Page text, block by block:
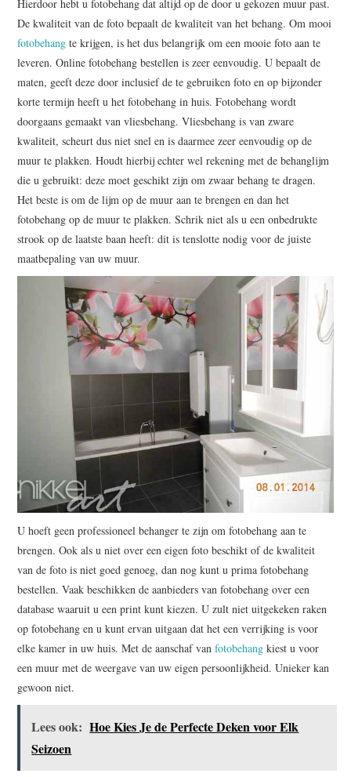
Hierdoor hebt u fotobehang dat altijd op de door u gekozen muur past.
De kwaliteit van de foto bepaalt de kwaliteit van het behang. Om mooi
fotobehang te krijgen, is het dus belangrijk om een mooie foto aan te
leveren. Online fotobehang bestellen is zeer eenvoudig. U bepaalt de
maten, geeft deze door inclusief de te gebruiken foto en op bijzonder
korte termijn heeft u het fotobehang in huis. Fotobehang wordt
doorgaans gemaakt van vliesbehang. Vliesbehang is van zware
kwaliteit, scheurt dus niet snel en is daarmee zeer eenvoudig op de
muur te plakken. Houdt hierbij echter wel rekening met de behanglijm
die u gebruikt: deze moet geschikt zijn om zwaar behang te dragen.
Het beste is om de lijm op de muur aan te brengen en dan het
fotobehang op de muur te plakken. Schrik niet als u een onbedrukte
strook op de laatste baan heeft: dit is tenslotte nodig voor de juiste
maatbepaling van uw muur.
U hoeft geen professioneel behanger te zijn om fotobehang aan te
brengen. Ook als u niet over een eigen foto beschikt of de kwaliteit
van de foto is niet goed genoeg, dan nog kunt u prima fotobehang
bestellen. Vaak beschikken de aanbieders van fotobehang over een
database waaruit u een print kunt kiezen. U zult niet uitgekeken raken
op fotobehang en u kunt ervan uitgaan dat het een verrijking is voor
elke kamer in uw huis. Met de aanschaf vanfotobehangkiest u voor
een muur met de weergave van uw eigen persoonlijkheid. Unieker kan
gewoon niet.
Lees ook: Hoe Kies Je de Perfecte Deken voor Elk
Seizoen